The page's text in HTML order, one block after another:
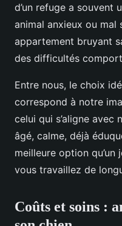
d’un refuge a souvent
animal anxieux ou mal
appartement bruyant
des difficultés
Entre nous, le choix
correspond à notre
celui qui s’aligne avec
âgé, calme, déjà
meilleure option
vous travaillez de
Coûts et soins :